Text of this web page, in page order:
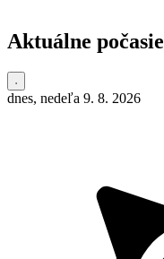
Aktuálne počasie
dnes, nedeľa 9. 8. 2026